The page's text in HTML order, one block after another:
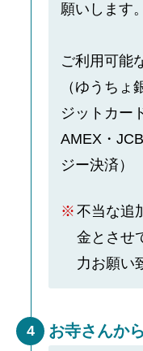
願いします。
ご利用可能
（ゆうちょ
ジットカー
AMEX・
ジー決済）
不当な追
金とさせ
力お願い
4 お寺さんか